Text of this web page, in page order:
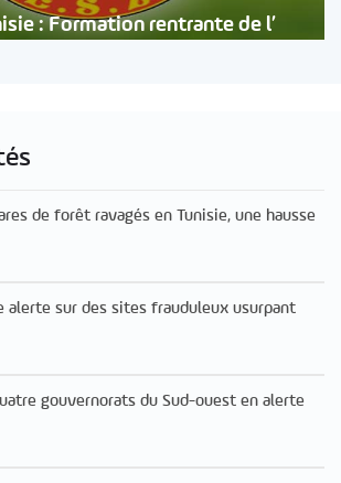
: Formation rentrante de l’
de forêt ravagés en Tunisie, une hausse
alerte sur des sites frauduleux usurpant
gouvernorats du Sud-ouest en alerte